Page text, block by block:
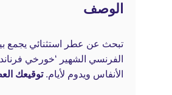
الوصف
تبحث عن عطر استثنائي يجمع
الفرنسي الشهير ‘خورخي
الأنفاس ويدوم لأيام.توقيعك العطري